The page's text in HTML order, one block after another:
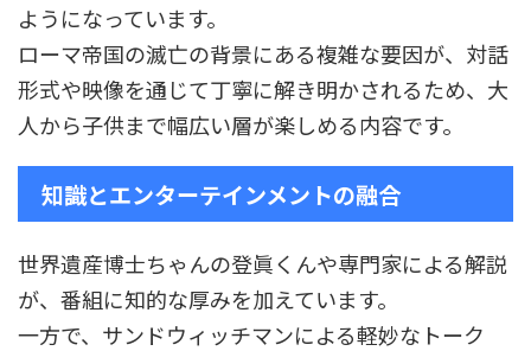
ようになっています。
ローマ帝国の滅亡の背景にある複雑な要因が、対話
形式や映像を通じて丁寧に解き明かされるため、大
人から子供まで幅広い層が楽しめる内容です。
知識とエンターテインメントの融合
世界遺産博士ちゃんの登眞くんや専門家による解説
が、番組に知的な厚みを加えています。
一方で、サンドウィッチマンによる軽妙なトーク